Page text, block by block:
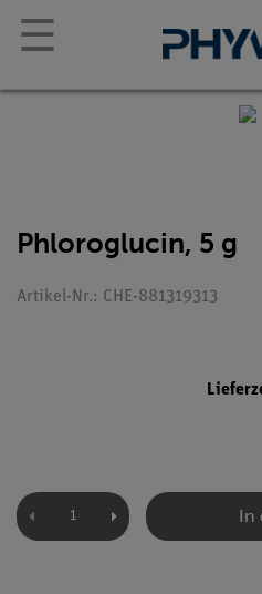
☰
Phloroglucin, 5 g
Artikel-Nr.: CHE-881319313
In